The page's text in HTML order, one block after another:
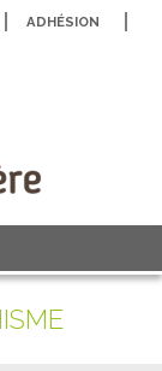
ADHÉSION